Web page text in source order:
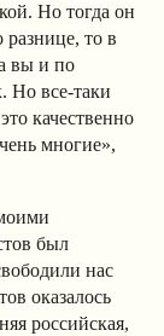
Но тогда он
то в
вы и по
Но все-таки
качественно
многие»,
был
нас
оказалось
российская,